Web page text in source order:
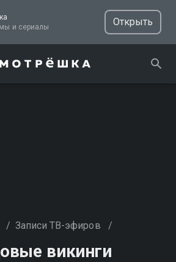
ТВ, фильмы и сериалы
Открыть
/ Записи ТВ-эфиров /
викинги